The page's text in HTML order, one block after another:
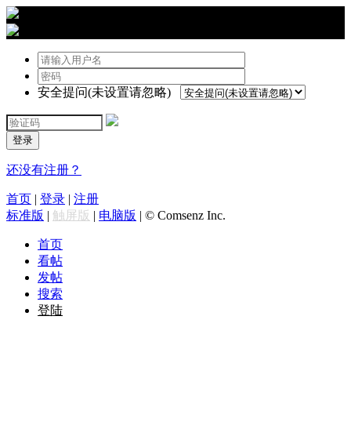
安全提问(未设置请忽略)
登录
还没有注册？
首页 | 登录 | 注册
标准版 | 触屏版 | 电脑版 | © Comsenz Inc.
首页
看帖
发帖
搜索
登陆